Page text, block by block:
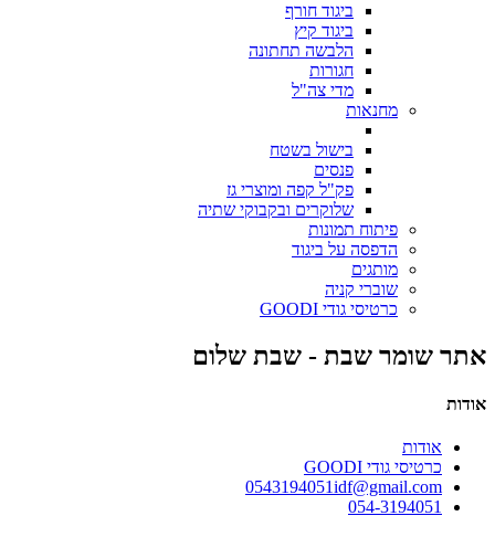
ביגוד חורף
ביגוד קיץ
הלבשה תחתונה
חגורות
מדי צה"ל
מחנאות
בישול בשטח
פנסים
פק"ל קפה ומוצרי גז
שלוקרים ובקבוקי שתיה
פיתוח תמונות
הדפסה על ביגוד
מותגים
שוברי קניה
כרטיסי גודי GOODI
אתר שומר שבת - שבת שלום
אודות
אודות
כרטיסי גודי GOODI
0543194051idf@gmail.com
054-3194051